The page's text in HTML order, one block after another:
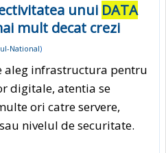
unui DATA
mult decat crezi
National)
aleg infrastructura pentru
digitale, atentia se
ori catre servere,
nivelul de securitate.